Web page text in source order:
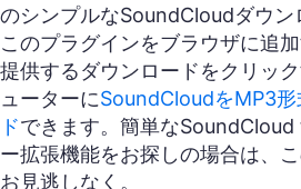
のシンプルなSoundCloudダウン
このプラグインをブラウザに追
提供するダウンロードをクリッ
ューターにSoundCloudをMP3
ドできます。簡単な
ー拡張機能をお探しの場合は、
お見逃しなく。